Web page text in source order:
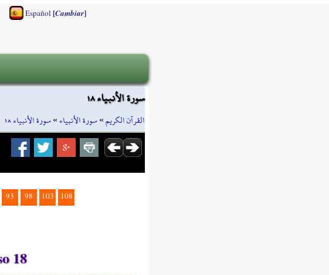
Español [Cambiar]
سورة الأنبياء ١٨
القرآن الكريم»سورة الأنبياء»سورة الأنبياء ١٨
93 98 103 108
18